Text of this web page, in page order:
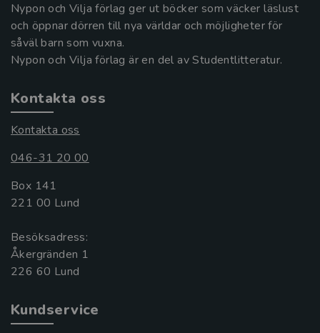
Nypon och Vilja förlag ger ut böcker som väcker läslust
och öppnar dörren till nya världar och möjligheter för
såväl barn som vuxna.
Nypon och Vilja förlag är en del av Studentlitteratur.
Kontakta oss
Kontakta oss
046-31 20 00
Box 141
221 00 Lund
Besöksadress:
Åkergränden 1
Kundservice